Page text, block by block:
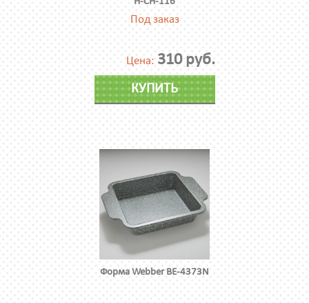
Под заказ
Цена: 310 руб.
КУПИТЬ
Форма Webber BE-4373N